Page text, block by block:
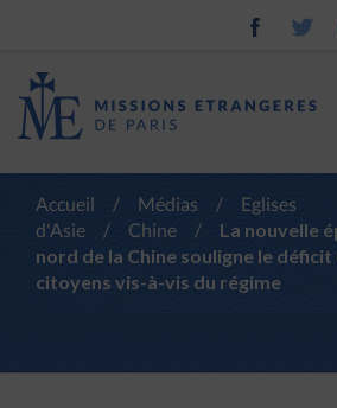
Accueil / Médias /
Eglises
d'Asie
/ Chine /
La nouvelle
nord de la Chine souligne le
citoyens vis-à-vis du régime